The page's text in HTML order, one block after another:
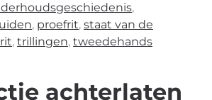
,
, proefrit, staat van de
, trillingen, tweedehands
achterlaten